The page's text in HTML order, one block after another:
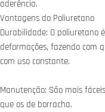
aderência.
Vantagens do Poliuretano
Durabilidade: O poliuretano
deformações, fazendo com
com uso constante.
Manutenção: São mais
que os de borracha.